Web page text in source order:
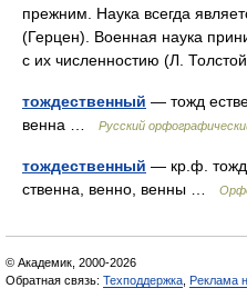
прежним. Наука всегда
(Герцен). Военная наука
с их численностию (Л.
тождественный — тожд
венна …
Русский
тождественный — кр.ф.
ственна, венно, венны …
© Академик, 2000-2026
Обратная связь: Техподдержка Реклама